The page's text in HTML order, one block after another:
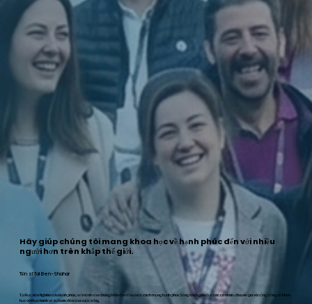
Hãy giúp chúng tôi mang khoa học về hạnh phúc đến với nhiều
người hơn trên khắp thế giới.
Tiến sĩ Tal Ben-Shahar
Tại Học viện Nghiên cứu Hạnh phúc, sứ mệnh của chúng tôi là dẫn đầu cuộc cách mạng hạnh phúc bằng cách giáo dục các cá nhân, chuyên gia và cộng đồng về khoa
học và thực hành về sự toàn diện của cuộc sống.